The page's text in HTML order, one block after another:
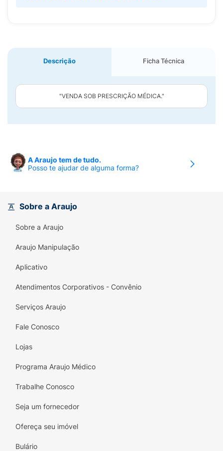
Descrição Ficha Técnica
"VENDA SOB PRESCRIÇÃO MÉDICA."
A Araujo tem de tudo.
Posso te ajudar de alguma forma?
Sobre a Araujo
Sobre a Araujo
Araujo Manipulação
Aplicativo
Atendimentos Corporativos - Convênio
Serviços Araujo
Fale Conosco
Lojas
Programa Araujo Médico
Trabalhe Conosco
Seja um fornecedor
Ofereça seu imóvel
Bulário